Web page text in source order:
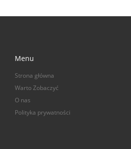
Menu
Strona główna
Warto Zobaczyć
O nas
Polityka prywatności